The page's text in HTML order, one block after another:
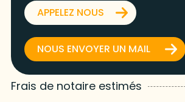
APPELEZ NOUS
NOUS ENVOYER UN MAIL
Frais de notaire estimés